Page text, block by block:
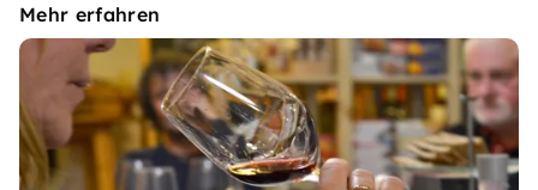
Mehr erfahren